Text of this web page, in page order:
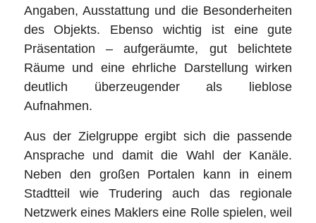
Angaben, Ausstattung und die Besonderheiten
des Objekts. Ebenso wichtig ist eine gute
Präsentation – aufgeräumte, gut belichtete
Räume und eine ehrliche Darstellung wirken
deutlich überzeugender als lieblose
Aufnahmen.
Aus der Zielgruppe ergibt sich die passende
Ansprache und damit die Wahl der Kanäle.
Neben den großen Portalen kann in einem
Stadtteil wie Trudering auch das regionale
Netzwerk eines Maklers eine Rolle spielen, weil